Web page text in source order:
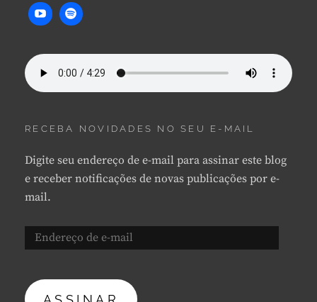
RECEBA NOVIDADES NO SEU E-MAIL
Digite seu endereço de e-mail para assinar este blog
e receber notificações de novas publicações por e-
mail.
Endereço
de
mail